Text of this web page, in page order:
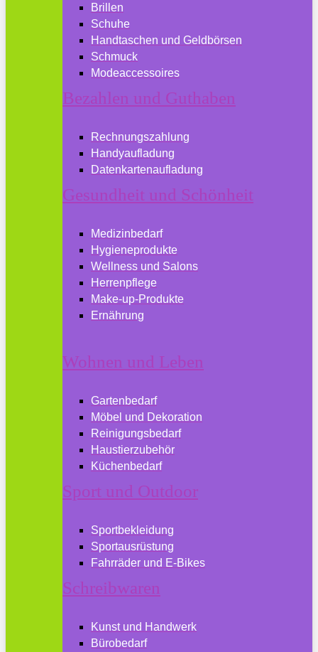
Brillen
Schuhe
Handtaschen und Geldbörsen
Schmuck
Modeaccessoires
Bezahlen und Guthaben
Rechnungszahlung
Handyaufladung
Datenkartenaufladung
Gesundheit und Schönheit
Medizinbedarf
Hygieneprodukte
Wellness und Salons
Herrenpflege
Make-up-Produkte
Ernährung
Wohnen und Leben
Gartenbedarf
Möbel und Dekoration
Reinigungsbedarf
Haustierzubehör
Küchenbedarf
Sport und Outdoor
Sportbekleidung
Sportausrüstung
Fahrräder und E-Bikes
Schreibwaren
Kunst und Handwerk
Bürobedarf